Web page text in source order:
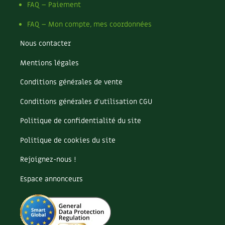
Soins et cosmétiques au naturel
Société et alternatives
Autonomie
Enfants
Archives
FAQ – Paiement
FAQ – Mon compte, mes coordonnées
Nous contacter
Mentions légales
Conditions générales de vente
Conditions générales d’utilisation CGU
Politique de confidentialité du site
Politique de cookies du site
Rejoignez-nous !
Espace annonceurs